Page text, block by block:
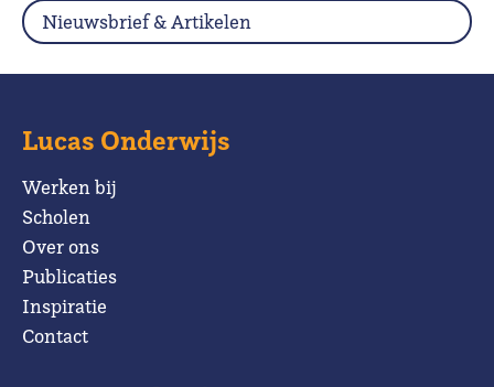
Nieuwsbrief & Artikelen
Lucas Onderwijs
Werken bij
Scholen
Over ons
Publicaties
Inspiratie
Contact